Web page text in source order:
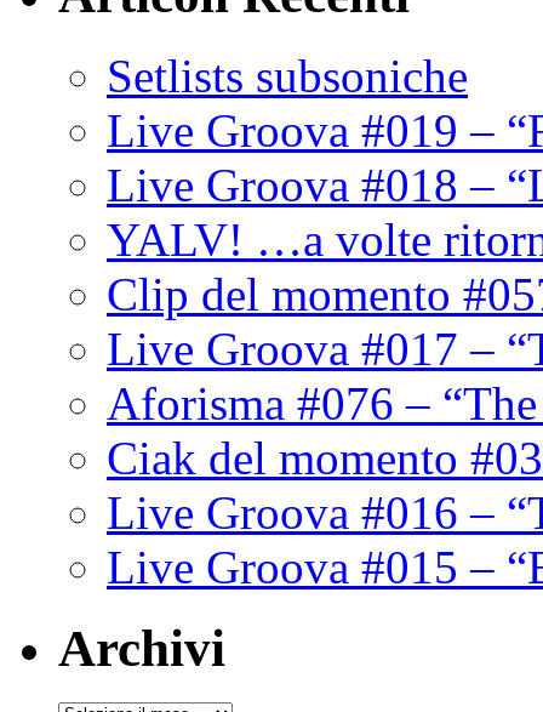
Setlists subsoniche
Live Groova #019 –
Live Groova #018 –
YALV! …a volte
Clip del momento
Live Groova #017 –
Aforisma #076 –
Ciak del momento
Live Groova #016 –
Live Groova #015 –
Archivi